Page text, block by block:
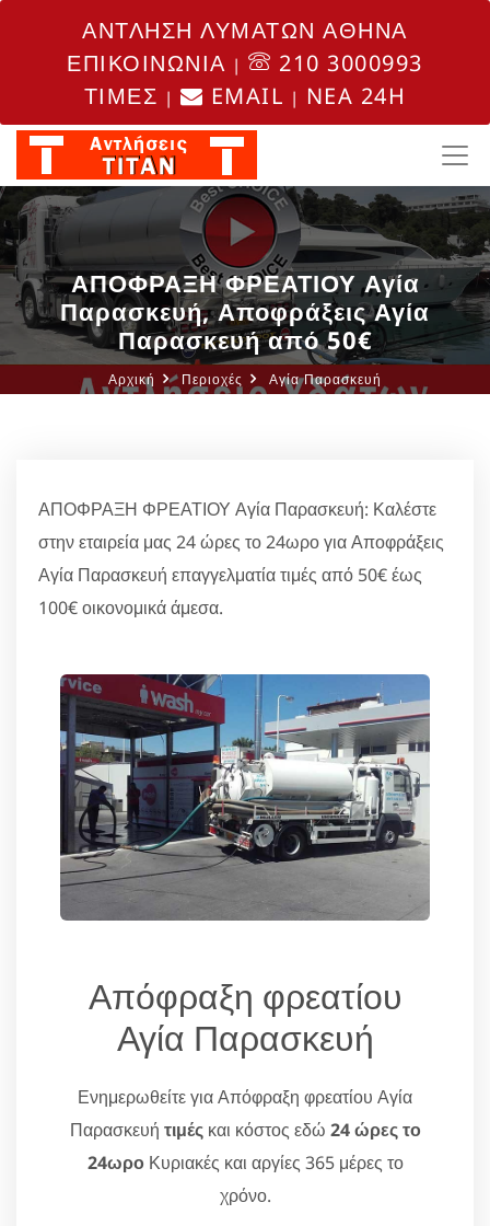
ΑΝΤΛΗΣΗ ΛΥΜΑΤΩΝ ΑΘΗΝΑ
ΕΠΙΚΟΙΝΩΝΙΑ |
210 3000993
ΤΙΜΕΣ | EMAIL | NEA 24H
ΑΠΟΦΡΑΞΗ ΦΡΕΑΤΙΟΥ Αγία
Παρασκευή, Αποφράξεις Αγία
Παρασκευή από 50€
Αρχική Περιοχές Αγία Παρασκευή
ΑΠΟΦΡΑΞΗ ΦΡΕΑΤΙΟΥ Αγία Παρασκευή: Καλέστε
στην εταιρεία μας 24 ώρες το 24ωρο για Αποφράξεις
Αγία Παρασκευή επαγγελματία τιμές από 50€ έως
100€ οικονομικά άμεσα.
Απόφραξη φρεατίου
Αγία Παρασκευή
Ενημερωθείτε για Απόφραξη φρεατίου Αγία
Παρασκευή τιμέςκαι κόστος εδώ 24 ώρες το
24ωροΚυριακές και αργίες 365 μέρες το
χρόνο.